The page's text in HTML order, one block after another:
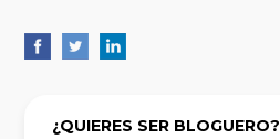
¿QUIERES SER BLOGUERO?